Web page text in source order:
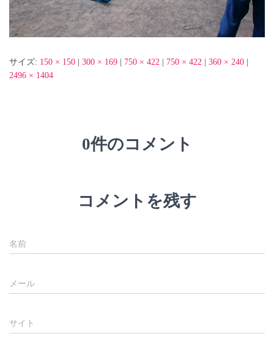
サイズ: 150 × 150 300 × 169 750 × 422 750 × 422 360 × 240
2496 × 1404
0件のコメント
コメントを残す
名前
メール
サイト